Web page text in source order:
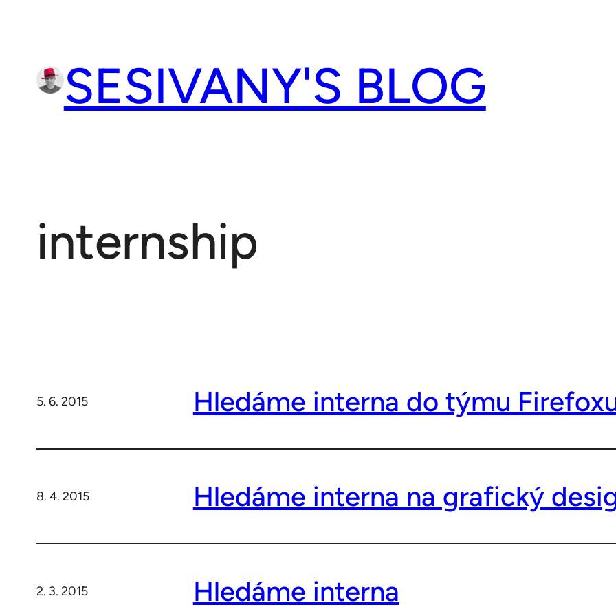
SESIVANY'S BLOG
internship
5. 6. 2015 Hledáme interna do týmu
8. 4. 2015 Hledáme interna na grafický
2. 3. 2015 Hledáme interna